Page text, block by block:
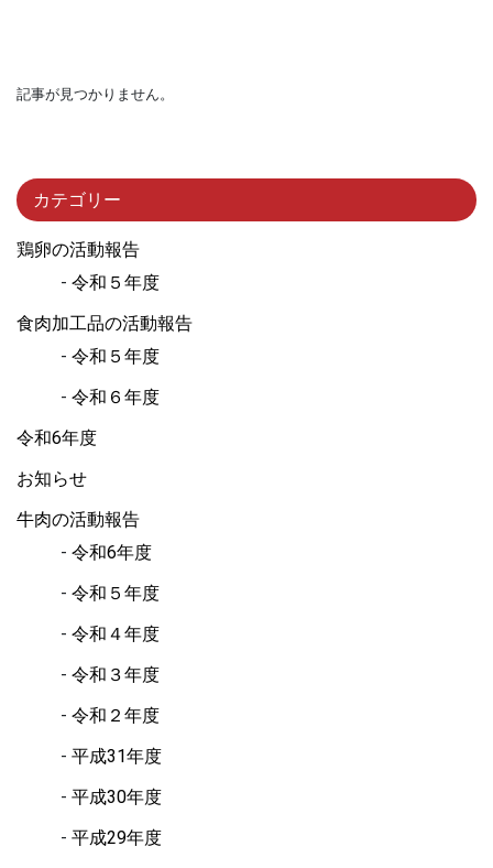
記事が見つかりません。
カテゴリー
鶏卵の活動報告
令和５年度
食肉加工品の活動報告
令和５年度
令和６年度
令和6年度
お知らせ
牛肉の活動報告
令和6年度
令和５年度
令和４年度
令和３年度
令和２年度
平成31年度
平成30年度
平成29年度